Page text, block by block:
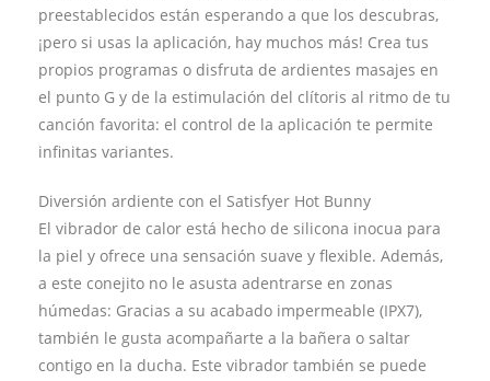
preestablecidos están esperando a que los descubras,
¡pero si usas la aplicación, hay muchos más! Crea tus
propios programas o disfruta de ardientes masajes en
el punto G y de la estimulación del clítoris al ritmo de tu
canción favorita: el control de la aplicación te permite
infinitas variantes.
Diversión ardiente con el Satisfyer Hot Bunny
El vibrador de calor está hecho de silicona inocua para
la piel y ofrece una sensación suave y flexible. Además,
a este conejito no le asusta adentrarse en zonas
húmedas: Gracias a su acabado impermeable (IPX7),
también le gusta acompañarte a la bañera o saltar
contigo en la ducha. Este vibrador también se puede